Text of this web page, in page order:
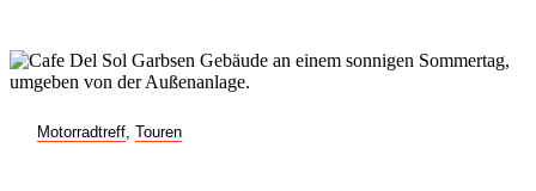
Motorradtreff Touren